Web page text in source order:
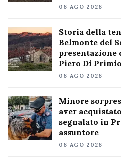
06 AGO 2026
Storia della
Belmonte del
presentazione
Piero Di Primio
06 AGO 2026
Minore
aver
segnalato in
assuntore
06 AGO 2026